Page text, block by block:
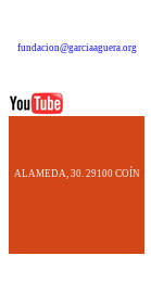
fundacion@garciaaguera.org
ALAMEDA, 30. 29100 COÍN